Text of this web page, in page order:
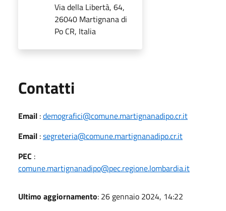
Via della Libertà, 64,
26040 Martignana di
Po CR, Italia
Contatti
Email :demografici@comune.martignanadipo.cr.it
Email :segreteria@comune.martignanadipo.cr.it
PEC :
comune.martignanadipo@pec.regione.lombardia.it
Ultimo aggiornamento: 26 gennaio 2024, 14:22